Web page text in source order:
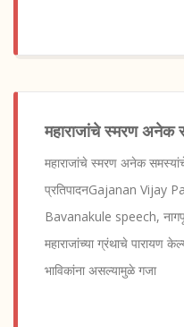
महाराजांचे स्मरण अनेक
महाराजांचे स्मरण अनेक
प्रतिपादनGajanan Vijay
Bavanakule speech,
महाराजांच्या ग्रंथाचे पारायण
भाविकांना असल्यामुळे गजा